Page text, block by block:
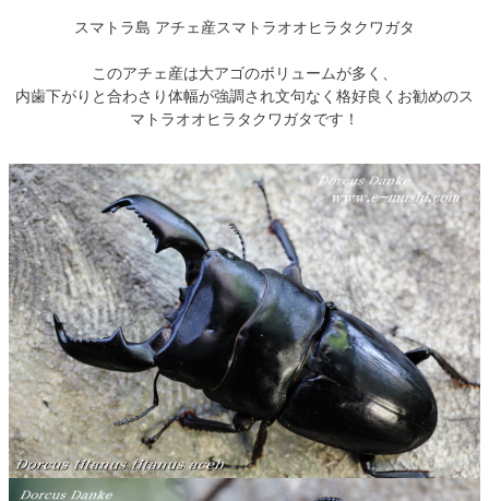
スマトラ島 アチェ産スマトラオオヒラタクワガタ
このアチェ産は大アゴのボリュームが多く、
内歯下がりと合わさり体幅が強調され文句なく格好良くお勧めのス
マトラオオヒラタクワガタです！